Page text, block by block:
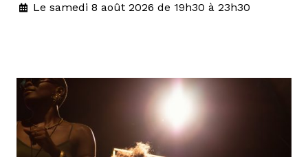
Le samedi 8 août 2026 de 19h30 à 23h30